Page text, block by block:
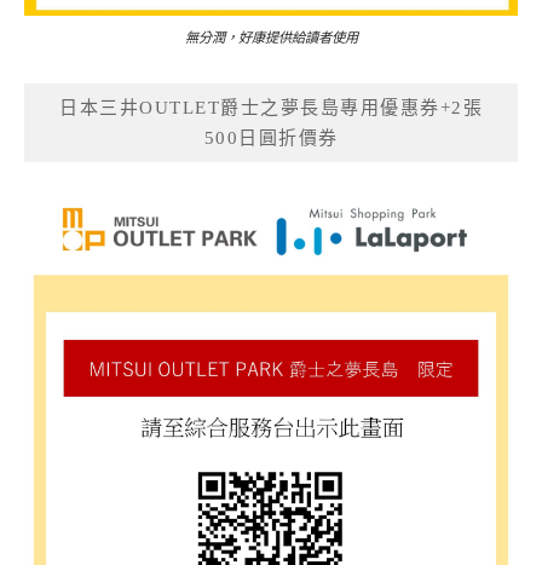
無分潤，好康提供給讀者使用
日本三井OUTLET爵士之夢長島專用優惠券+2張
500日圓折價券